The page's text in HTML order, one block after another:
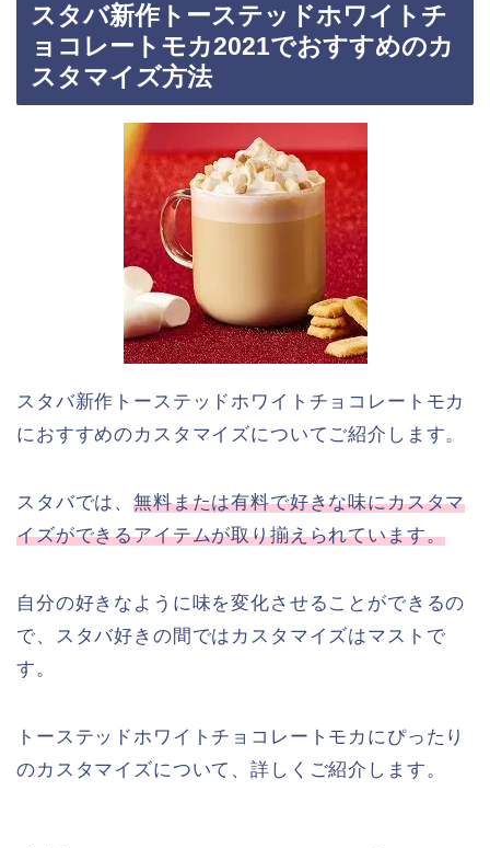
スタバ新作トーステッドホワイトチ
ョコレートモカ2021でおすすめのカ
スタマイズ方法
スタバ新作トーステッドホワイトチョコレートモカ
におすすめのカスタマイズについてご紹介します。
スタバでは、無料または有料で好きな味にカスタマ
イズができるアイテムが取り揃えられています。
自分の好きなように味を変化させることができるの
で、スタバ好きの間ではカスタマイズはマストで
す。
トーステッドホワイトチョコレートモカにぴったり
のカスタマイズについて、詳しくご紹介します。